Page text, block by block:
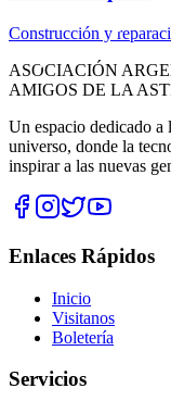
Construcción y
ASOCIACIÓN
AMIGOS DE LA
Un espacio dedicado
universo, donde la
inspirar a las nuevas
Enlaces Rápidos
Inicio
Visitanos
Boletería
Servicios